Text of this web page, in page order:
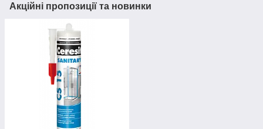
Акційні пропозиції та новинки